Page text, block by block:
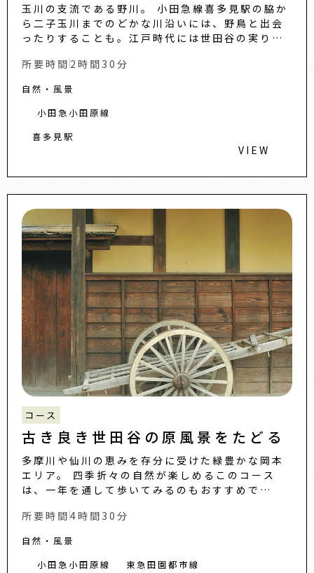
玉川の支流である野川。 小田急線喜多見駅の脇か
ら二子玉川までのどかな川沿いには、野鳥と出会
ったりすることも。江戸時代には世田谷の実りを
道が流れる、荒玉...
所要時間 2時間30分
自然・風景
小田急小田原線
喜多見駅
VIEW
コース
古き良き世田谷の原風景をたどる
多摩川や仙川の恵みを存分に受けた緑豊かな岡本
エリア。 四季折々の自然が楽しめるこのコース
は、一年を通して歩いてみるのもおすすめで
所要時間 4時間30分
自然・風景
小田急小田原線
東急田園都市線